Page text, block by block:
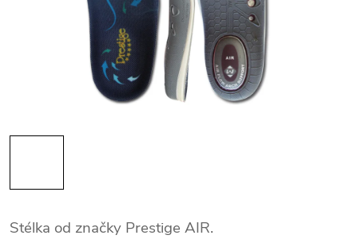
Stélka od značky Prestige AIR.